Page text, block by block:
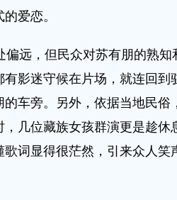
爱恋。
远，但民众对苏有朋的熟知
影迷守候在片场，就连回到
车旁。另外，依据当地民俗
几位藏族女孩群演更是趁休
词显得很茫然，引来众人笑